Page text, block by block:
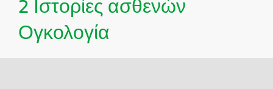
2 Ιστορίες ασθενών
Ογκολογία